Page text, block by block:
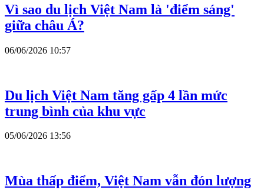
Vì sao du lịch Việt Nam là 'điểm sáng'
giữa châu Á?
06/06/2026 10:57
Du lịch Việt Nam tăng gấp 4 lần mức
trung bình của khu vực
05/06/2026 13:56
Mùa thấp điểm, Việt Nam vẫn đón lượng